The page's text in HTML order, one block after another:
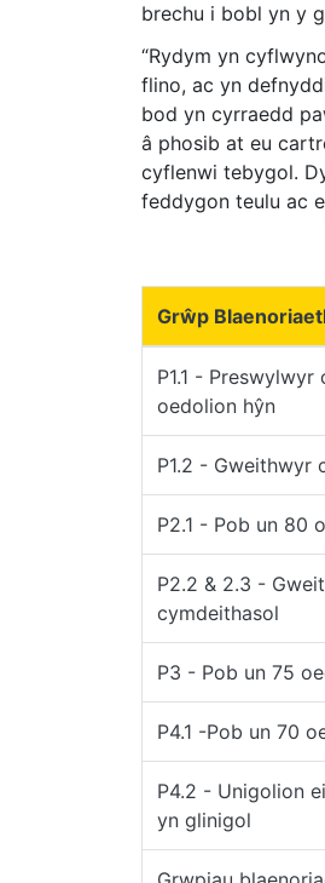
brechu i bobl yn y
“Rydym yn
flino, ac yn
bod yn cyrraedd
â phosib at eu
cyflenwi tebygol.
feddygon teulu ac
Grŵp
P1.1 -
oedolion hŷn
P1.2 - Gweithwyr
P2.1 - Pob un 80
P2.2 & 2.3 -
cymdeithasol
P3 - Pob un 75
P4.1 -Pob un 70
P4.2 - Unigolion
yn glinigol